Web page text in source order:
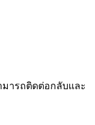
ารถติดต่อกลับและ